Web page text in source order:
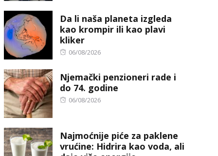
Da li naša planeta izgleda
kao krompir ili kao plavi
kliker
Posted
06/08/2026
Njemački penzioneri rade i
do 74. godine
Posted
06/08/2026
Najmoćnije piće za paklene
vrućine: Hidrira kao voda, ali